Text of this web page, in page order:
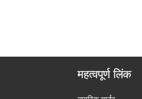
महत्वपूर्ण लिंक